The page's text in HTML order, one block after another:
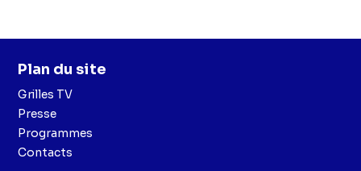
Plan du site
Grilles TV
Presse
Programmes
Contacts